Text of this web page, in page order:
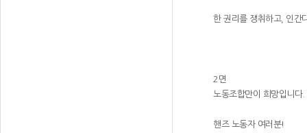
한 권리를 쟁취하고, 인간
2면
노동조합만이 희망입니다.
핸즈 노동자 여러분!